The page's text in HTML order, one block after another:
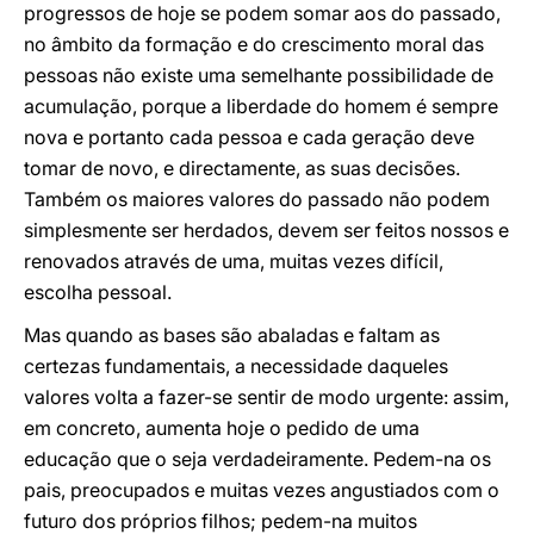
progressos de hoje se podem somar aos do passado,
no âmbito da formação e do crescimento moral das
pessoas não existe uma semelhante possibilidade de
acumulação, porque a liberdade do homem é sempre
nova e portanto cada pessoa e cada geração deve
tomar de novo, e directamente, as suas decisões.
Também os maiores valores do passado não podem
simplesmente ser herdados, devem ser feitos nossos e
renovados através de uma, muitas vezes difícil,
escolha pessoal.
Mas quando as bases são abaladas e faltam as
certezas fundamentais, a necessidade daqueles
valores volta a fazer-se sentir de modo urgente: assim,
em concreto, aumenta hoje o pedido de uma
educação que o seja verdadeiramente. Pedem-na os
pais, preocupados e muitas vezes angustiados com o
futuro dos próprios filhos; pedem-na muitos